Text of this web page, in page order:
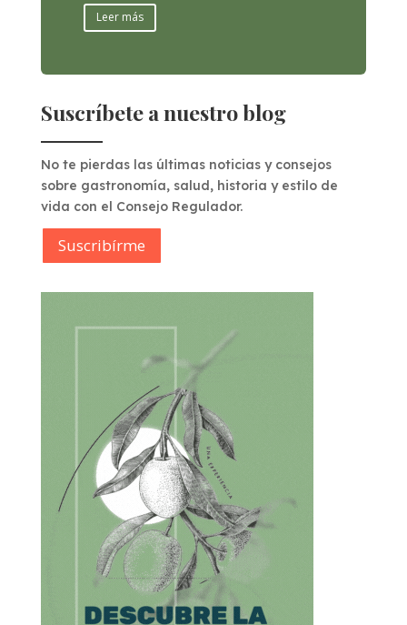
Leer más
Suscríbete a nuestro blog
No te pierdas las últimas noticias y consejos
sobre gastronomía, salud, historia y estilo de
vida con el Consejo Regulador.
Suscribírme